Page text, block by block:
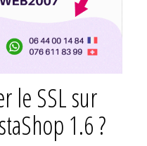
le SSL sur
1.6 ?